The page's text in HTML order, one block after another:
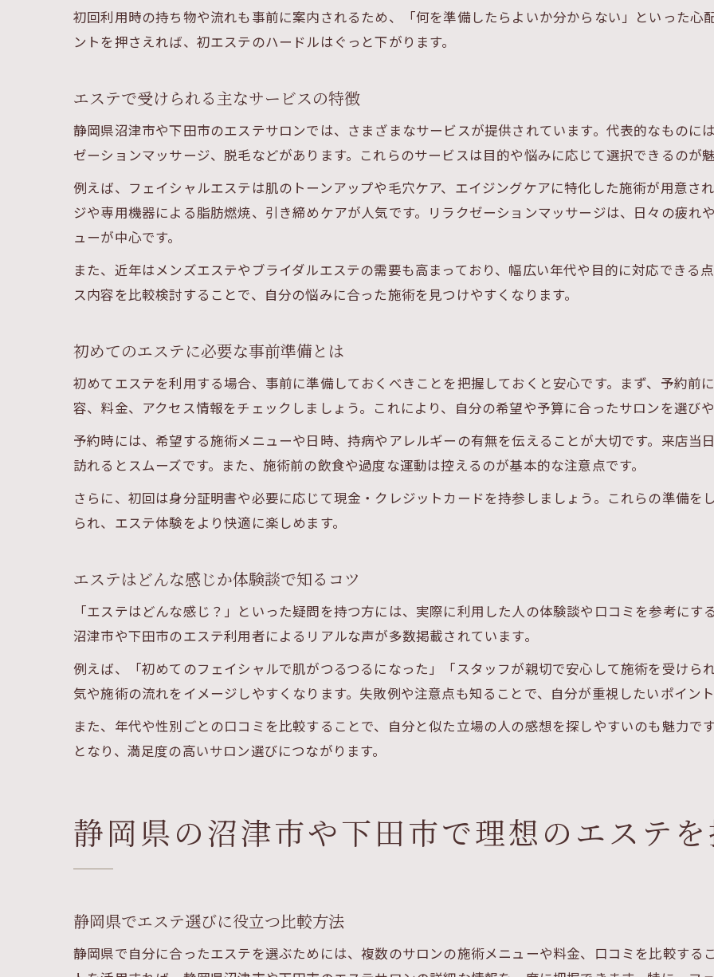
エステで得られるリラクゼーション効果
エステの美容施術で実感できる変化とは
リラクゼーション目的でエステを選ぶ方法
自分に合うエステを見つけて不安を解消する方法
エステ選びで不安を減らすポイント解説
自分に合うエステの見極め方と選び方
エステ利用前に気になる疑問の解消法
不安なくエステを予約するための準備術
初回利用時の持ち物や流れも事前に案内されるため、「何を準備したらよいか分からない」といった心
ントを押さえれば、初エステのハードルはぐっと下がります。
エステで受けられる主なサービスの特徴
静岡県沼津市や下田市のエステサロンでは、さまざまなサービスが提供されています。代表的なものに
ゼーションマッサージ、脱毛などがあります。これらのサービスは目的や悩みに応じて選択できるのが
例えば、フェイシャルエステは肌のトーンアップや毛穴ケア、エイジングケアに特化した施術が用意さ
ジや専用機器による脂肪燃焼、引き締めケアが人気です。リラクゼーションマッサージは、日々の疲れ
ューが中心です。
また、近年はメンズエステやブライダルエステの需要も高まっており、幅広い年代や目的に対応できる
ス内容を比較検討することで、自分の悩みに合った施術を見つけやすくなります。
初めてのエステに必要な事前準備とは
初めてエステを利用する場合、事前に準備しておくべきことを把握しておくと安心です。まず、予約前
容、料金、アクセス情報をチェックしましょう。これにより、自分の希望や予算に合ったサロンを選び
予約時には、希望する施術メニューや日時、持病やアレルギーの有無を伝えることが大切です。来店当
訪れるとスムーズです。また、施術前の飲食や過度な運動は控えるのが基本的な注意点です。
さらに、初回は身分証明書や必要に応じて現金・クレジットカードを持参しましょう。これらの準備を
られ、エステ体験をより快適に楽しめます。
エステはどんな感じか体験談で知るコツ
「エステはどんな感じ？」といった疑問を持つ方には、実際に利用した人の体験談や口コミを参考に
沼津市や下田市のエステ利用者によるリアルな声が多数掲載されています。
例えば、「初めてのフェイシャルで肌がつるつるになった」「スタッフが親切で安心して施術を受けら
気や施術の流れをイメージしやすくなります。失敗例や注意点も知ることで、自分が重視したいポイン
また、年代や性別ごとの口コミを比較することで、自分と似た立場の人の感想を探しやすいのも魅力で
となり、満足度の高いサロン選びにつながります。
静岡県の沼津市や下田市で理想のエステ
静岡県でエステ選びに役立つ比較方法
静岡県で自分に合ったエステを選ぶためには、複数のサロンの施術メニューや料金、口コミを比較する